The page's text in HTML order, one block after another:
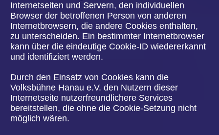
personenbezogenen Daten dabei an den für die
Verarbeitung Verantwortlichen übermittelt werden,
ergibt sich aus der jeweiligen Eingabemaske, die
für die Registrierung verwendet wird. Die von der
betroffenen Person eingegebenen
personenbezogenen Daten werden ausschließlich
für die interne Verwendung bei dem für die
Verarbeitung Verantwortlichen und für eigene
Verarbeitung Verantwortliche kann die Weitergabe
an einen oder mehrere Auftragsverarbeiter,
beispielsweise einen Paketdienstleister,
veranlassen, der die personenbezogenen Daten
ebenfalls ausschließlich für eine interne
Verwendung, die dem für die Verarbeitung
Verantwortlichen zuzurechnen ist, nutzt.